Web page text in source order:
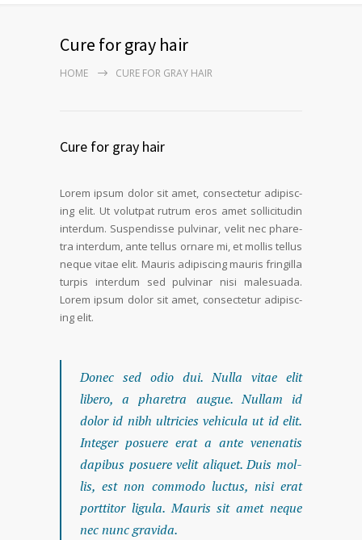
Cure for gray hair
HOME CURE FOR GRAY HAIR
Cure for gray hair
Lorem ipsum dolor sit amet, con­secte­tur adip­isc­
ing elit. Ut volut­pat rutrum eros amet sol­lic­i­tudin
inter­dum. Sus­pendisse pul­v­inar, velit nec phare­
tra inter­dum, ante tel­lus ornare mi, et mol­lis tel­lus
neque vitae elit. Mau­ris adip­isc­ing mau­ris fringilla
turpis inter­dum sed pul­v­inar nisi male­sua­da.
Lorem ipsum dolor sit amet, con­secte­tur adip­isc­
ing elit.
Donec sed odio dui. Nul­la vitae elit
libero, a phare­tra augue. Nul­lam id
dolor id nibh ultricies vehic­u­la ut id elit.
Inte­ger posuere erat a ante vene­natis
dapibus posuere velit ali­quet. Duis mol­
lis, est non com­mo­do luc­tus, nisi erat
port­ti­tor ligu­la. Mau­ris sit amet neque
nec nunc gravi­da.